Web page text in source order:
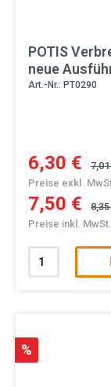
POTIS
neue
Art.-Nr.: PT0290
6,30 €
Preise exkl.
7,50 €
Preise inkl.
%